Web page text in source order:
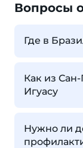
Вопросы
Где в
Как из
Игуасу
Нужно ли